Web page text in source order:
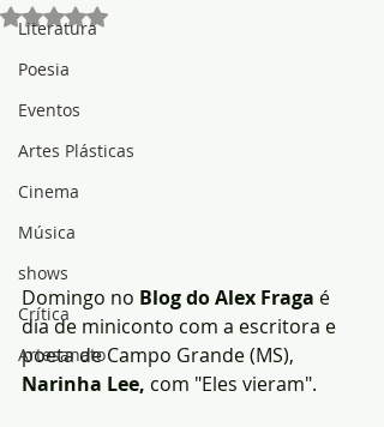
Literatura
Poesia
Eventos
Artes Plásticas
Cinema
Música
shows
Crítica
Artesanato
Avaliado com NaN de 5 estrelas.
Domingo no Blog do Alex Fraga é
dia de miniconto com a escritora e
poeta de Campo Grande (MS),
Narinha Lee, com "Eles vieram".